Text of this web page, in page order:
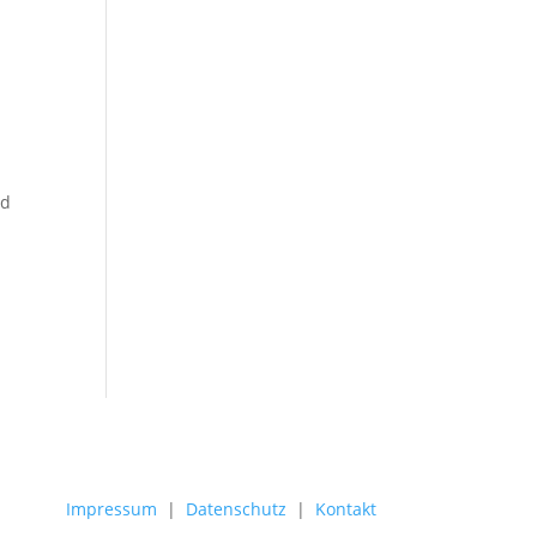
Impressum | Datenschutz | Kontakt